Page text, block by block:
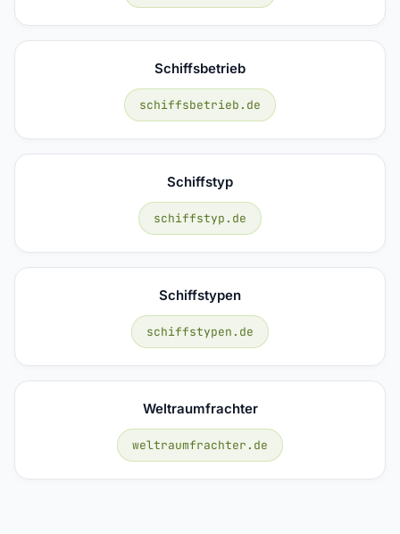
Schiffsbetrieb
schiffsbetrieb.de
Schiffstyp
schiffstyp.de
Schiffstypen
schiffstypen.de
Weltraumfrachter
weltraumfrachter.de